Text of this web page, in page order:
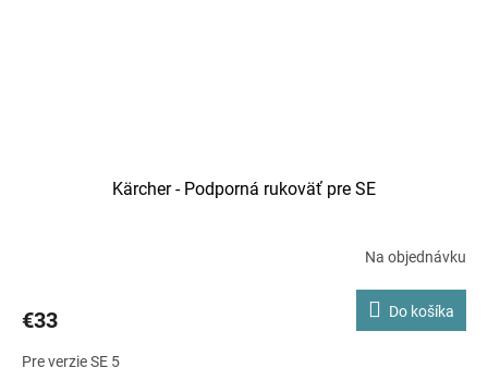
Kärcher - Podporná rukoväť pre SE
Na objednávku
€33 Do košíka
Pre verzie SE 5